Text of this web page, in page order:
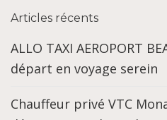
Articles récents
ALLO TAXI AEROPORT
départ en voyage serein
Chauffeur privé VTC